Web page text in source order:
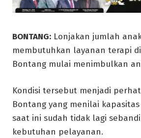
BONTANG: Lonjakan jumlah
membutuhkan layanan terapi
Bontang mulai menimbulkan
Kondisi tersebut menjadi
Bontang yang menilai
saat ini sudah tidak lagi
kebutuhan pelayanan.